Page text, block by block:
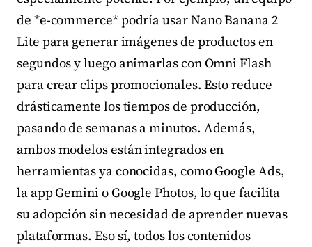
de *e-commerce* podría usar Nano Banana 2
Lite para generar imágenes de productos en
segundos y luego animarlas con Omni Flash
para crear clips promocionales. Esto reduce
drásticamente los tiempos de producción,
pasando de semanas a minutos. Además,
ambos modelos están integrados en
herramientas ya conocidas, como Google Ads,
la app Gemini o Google Photos, lo que facilita
su adopción sin necesidad de aprender nuevas
plataformas. Eso sí, todos los contenidos